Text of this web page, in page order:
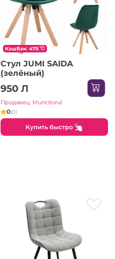
КэшБэк: 475
Стул JUMI SAIDA
(зелёный)
950 Л
Продавец: Muncitorul
0(0)
Купить быстро